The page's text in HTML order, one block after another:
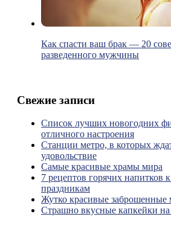
Как спасти ваш брак — 20
разведенного мужчины
Свежие записи
Список лучших новогодних
отличного настроения
Станции метро, в которых
удовольствие
Самые красивые храмы мира
7 рецептов горячих напитков
праздникам
Жутко красивые заброшенные
Страшно вкусные капкейки